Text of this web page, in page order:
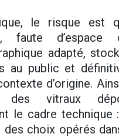
le risque est
faute
adapté,
au public et
d’origine.
des vitraux
le cadre technique
des choix opérés